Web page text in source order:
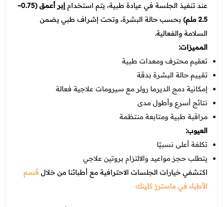
عند تنفيذ الجلسة في عيادة طبية، يتم استخدام
إبر أعمق (0.75–
2.5 ملم)
بحسب حالة البشرة، وتحت إشراف طبي يضمن
السلامة والفعالية.
المميزات:
تعقيم محترف ومعدات طبية
تقييم حالة البشرة بدقة
إمكانية دمج الديرما رولر مع سيرومات علاجية فعالة
نتائج أسرع وأطول مدى
مراقبة طبية ومتابعة منتظمة
العيوب:
تكلفة أعلى نسبيًا
يتطلب حجز مواعيد والالتزام بروتين علاجي
اكتشفي خيارات الجلسات الاحترافية مع أطبائنا من خلال قسم
الأطباء في ماسترز كلينك